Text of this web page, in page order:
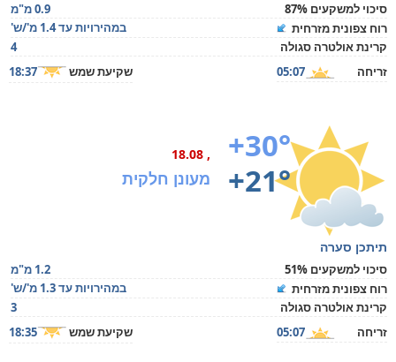
סיכוי למשקעים 87%
0.9 מ"מ
רוח צפונית מזרחית
במהירויות עד 1.4 מ'/ש'
קרינת אולטרה סגולה
4
זריחה
05:07 שקיעת שמש 18:37
+30°
+21°
, 18.08
מעונן חלקית
תיתכן סערה
סיכוי למשקעים 51%
1.2 מ"מ
רוח צפונית מזרחית
במהירויות עד 1.3 מ'/ש'
קרינת אולטרה סגולה
3
זריחה
05:07 שקיעת שמש 18:35